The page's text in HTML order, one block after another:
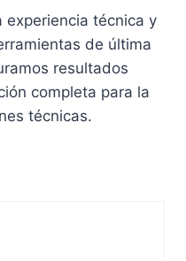
experiencia técnica y
de última
resultados
completa para la
técnicas.